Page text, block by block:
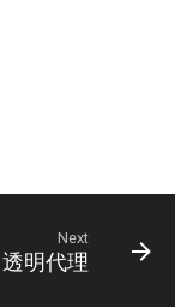
Next
透明代理